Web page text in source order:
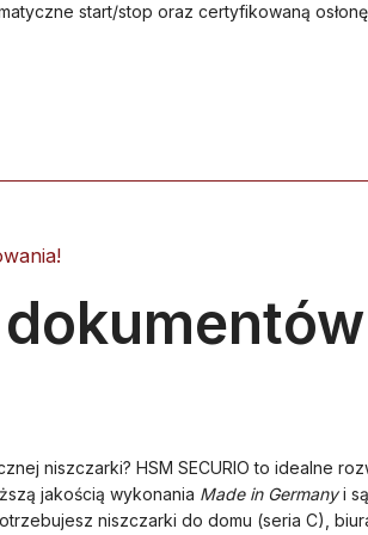
start/stop oraz certyfikowaną
niszczarki? HSM SECURIO to idealne
jakością wykonania Made in Germanyi
niszczarki do domu (seria C),